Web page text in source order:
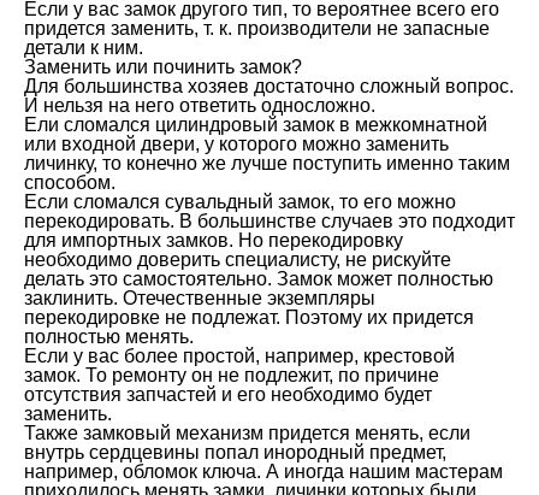
Если у вас замок другого тип, то вероятнее всего его
придется заменить, т. к. производители не запасные
детали к ним.
Заменить или починить замок?
Для большинства хозяев достаточно сложный вопрос.
И нельзя на него ответить односложно.
Ели сломался цилиндровый замок в межкомнатной
или входной двери, у которого можно заменить
личинку, то конечно же лучше поступить именно таким
способом.
Если сломался сувальдный замок, то его можно
перекодировать. В большинстве случаев это подходит
для импортных замков. Но перекодировку
необходимо доверить специалисту, не рискуйте
делать это самостоятельно. Замок может полностью
заклинить. Отечественные экземпляры
перекодировке не подлежат. Поэтому их придется
полностью менять.
Если у вас более простой, например, крестовой
замок. То ремонту он не подлежит, по причине
отсутствия запчастей и его необходимо будет
заменить.
Также замковый механизм придется менять, если
внутрь сердцевины попал инородный предмет,
например, обломок ключа. А иногда нашим мастерам